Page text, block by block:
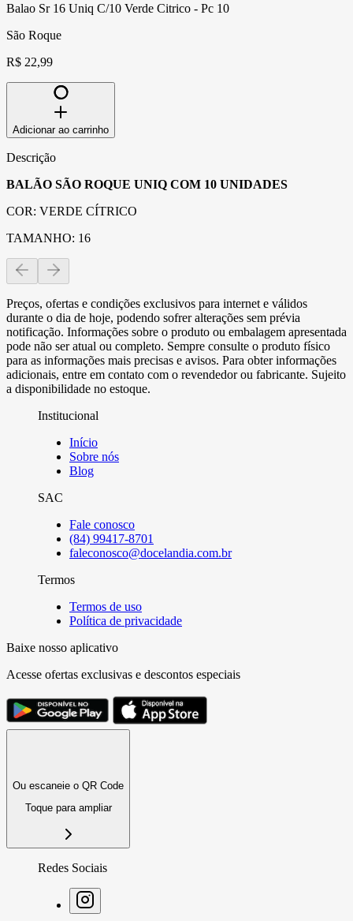
Balao Sr 16 Uniq C/10 Verde Citrico - Pc 10
São Roque
R$ 22,99
Adicionar ao carrinho
Descrição
BALÃO SÃO ROQUE UNIQ COM 10 UNIDADES
COR: VERDE CÍTRICO
TAMANHO: 16
Preços, ofertas e condições exclusivos para internet e válidos
durante o dia de hoje, podendo sofrer alterações sem prévia
notificação. Informações sobre o produto ou embalagem apresentada
pode não ser atual ou completo. Sempre consulte o produto físico
para as informações mais precisas e avisos. Para obter informações
adicionais, entre em contato com o revendedor ou fabricante. Sujeito
a disponibilidade no estoque.
Institucional
Início
Sobre nós
Blog
SAC
Fale conosco
(84) 99417-8701
faleconosco@docelandia.com.br
Termos
Termos de uso
Política de privacidade
Baixe nosso aplicativo
Acesse ofertas exclusivas e descontos especiais
Ou escaneie o QR Code
Toque para ampliar
Redes Sociais